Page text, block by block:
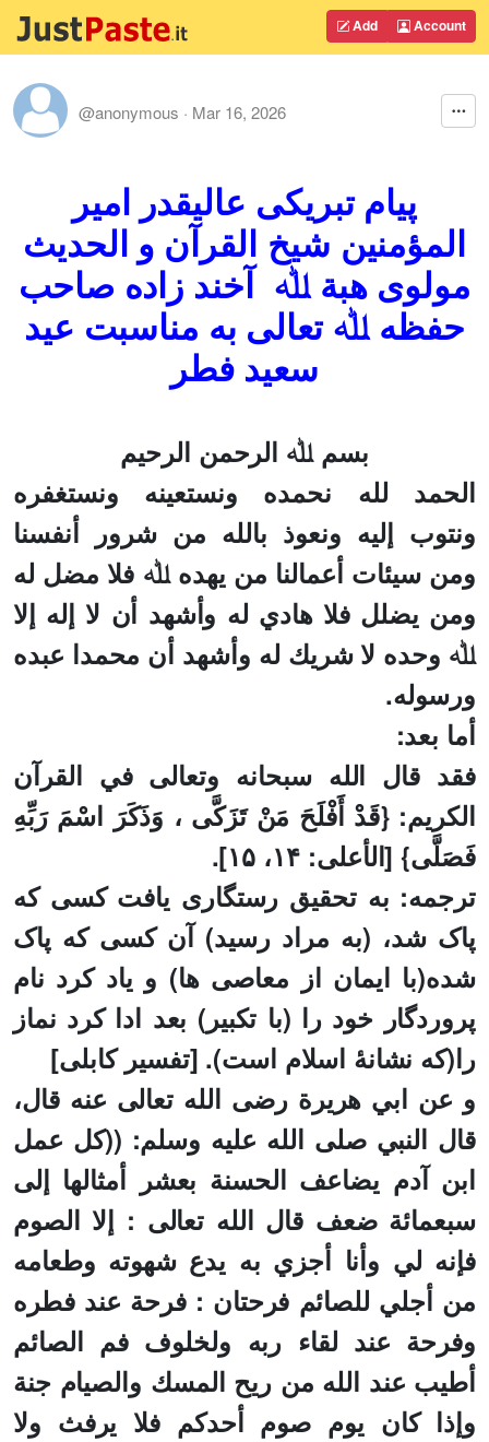
Add Account
@anonymous · Mar 16, 2026
پیام تبریکی عالیقدر امیر
المؤمنین شیخ القرآن و الحدیث
مولوی هبة ﷲ آخند زاده صاحب
حفظه ﷲ تعالی به مناسبت عید
سعید فطر
بسم ﷲ الرحمن الرحیم
الحمد لله نحمده ونستعينه ونستغفره
ونتوب إليه ونعوذ بالله من شرور أنفسنا
ومن سيئات أعمالنا من يهده ﷲ فلا مضل له
ومن يضلل فلا هادي له وأشهد أن لا إله إلا
ﷲ وحده لا شريك له وأشهد أن محمدا عبده
ورسوله.
أما بعد:
فقد قال الله سبحانه وتعالى في القرآن
الكريم: {قَدْ أَفْلَحَ مَنْ تَزَكَّى ، وَذَكَرَ اسْمَ رَبِّهِ
فَصَلَّى} [الأعلى: ۱۴، ۱۵
]
.
ترجمه: به تحقیق رستگاری یافت کسی که
پاک شد، (به مراد رسید) آن کسی که پاک
شده(با ایمان از معاصی ها) و یاد کرد نام
پروردگار خود را (با تکبیر) بعد ادا کرد نماز
را(که نشانۀ اسلام است). [تفسیر کابلی]
و عن ابي هریرة رضی الله تعالی عنه قال،
قال النبي صلى الله عليه وسلم: ((كل عمل
ابن آدم يضاعف الحسنة بعشر أمثالها إلى
سبعمائة ضعف قال الله تعالى : إلا الصوم
فإنه لي وأنا أجزي به يدع شهوته وطعامه
من أجلي للصائم فرحتان : فرحة عند فطره
وفرحة عند لقاء ربه ولخلوف فم الصائم
أطيب عند الله من ريح المسك والصيام جنة
وإذا كان يوم صوم أحدكم فلا يرفث ولا